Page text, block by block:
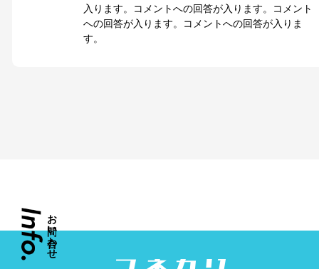
入ります。コメントへの回答が入ります。コメント
への回答が入ります。コメントへの回答が入りま
す。
お
い
わ
せ